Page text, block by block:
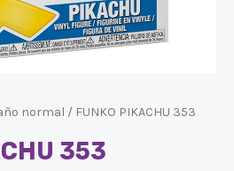
normal / FUNKO PIKACHU 353
353